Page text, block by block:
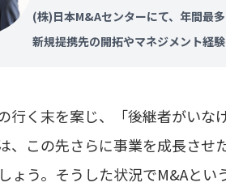
(株)日本M&Aセンターにて、年間最
新規提携先の開拓やマネジメント経
行く末を案じ、「後継者がい
、この先さらに事業を成長さ
ょう。そうした状況でM&Aと